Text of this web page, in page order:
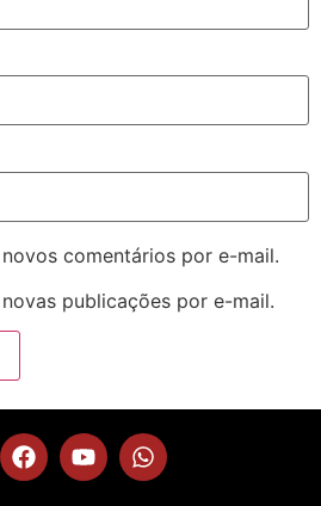
comentários por e-mail.
publicações por e-mail.